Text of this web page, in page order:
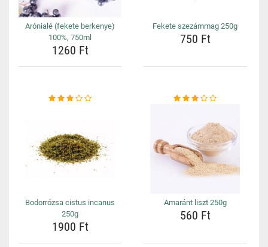
Arónialé (fekete berkenye)
100%, 750ml
1260 Ft
Fekete szezámmag 250g
750 Ft
Bodorrózsa cistus incanus
250g
1900 Ft
Amaránt liszt 250g
560 Ft